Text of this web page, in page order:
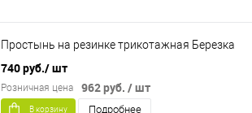
Простынь на резинке трикотажная Березка
740 руб./ шт
962 руб. / шт
Розничная цена
В корзину Подробнее